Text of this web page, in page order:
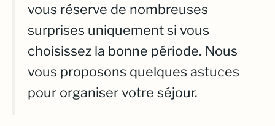
vous réserve de nombreuses
surprises uniquement si vous
choisissez la bonne période. Nous
vous proposons quelques astuces
pour organiser votre séjour.